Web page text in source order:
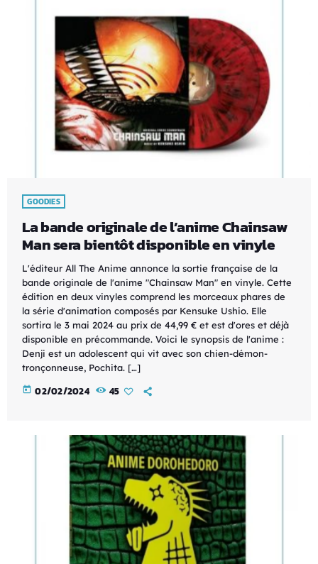
GOODIES
La bande originale de l’anime Chainsaw
Man sera bientôt disponible en vinyle
L'éditeur All The Anime annonce la sortie française de la
bande originale de l'anime "Chainsaw Man" en vinyle. Cette
édition en deux vinyles comprend les morceaux phares de
la série d'animation composés par Kensuke Ushio. Elle
sortira le 3 mai 2024 au prix de 44,99 € et est d'ores et déjà
disponible en précommande. Voici le synopsis de l'anime :
Denji est un adolescent qui vit avec son chien-démon-
tronçonneuse, Pochita. […]
today 02/02/2024 45